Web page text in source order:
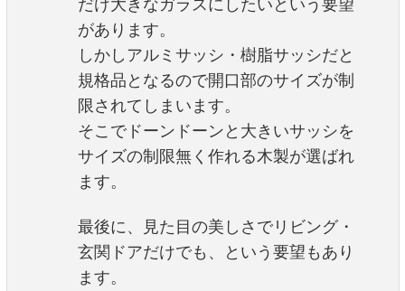
だけ大きなガラスにしたいという要望
があります。
しかしアルミサッシ・樹脂サッシだと
規格品となるので開口部のサイズが制
限されてしまいます。
そこでドーンドーンと大きいサッシを
サイズの制限無く作れる木製が選ばれ
ます。
最後に、見た目の美しさでリビング・
玄関ドアだけでも、という要望もあり
ます。